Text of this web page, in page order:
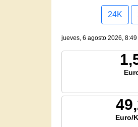
24K
jueves, 6 agosto 2026, 8:49
Euro/